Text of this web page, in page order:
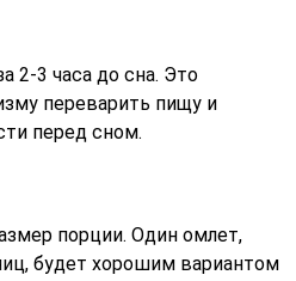
2-3 часа до сна. Это
переварить пищу и
перед сном.
порции. Один омлет,
будет хорошим вариантом